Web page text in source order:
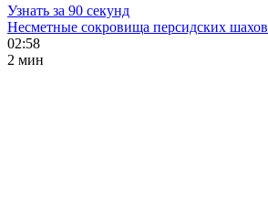
Узнать за 90 секунд
Несметные сокровища персидских шахов
02:58
2 мин